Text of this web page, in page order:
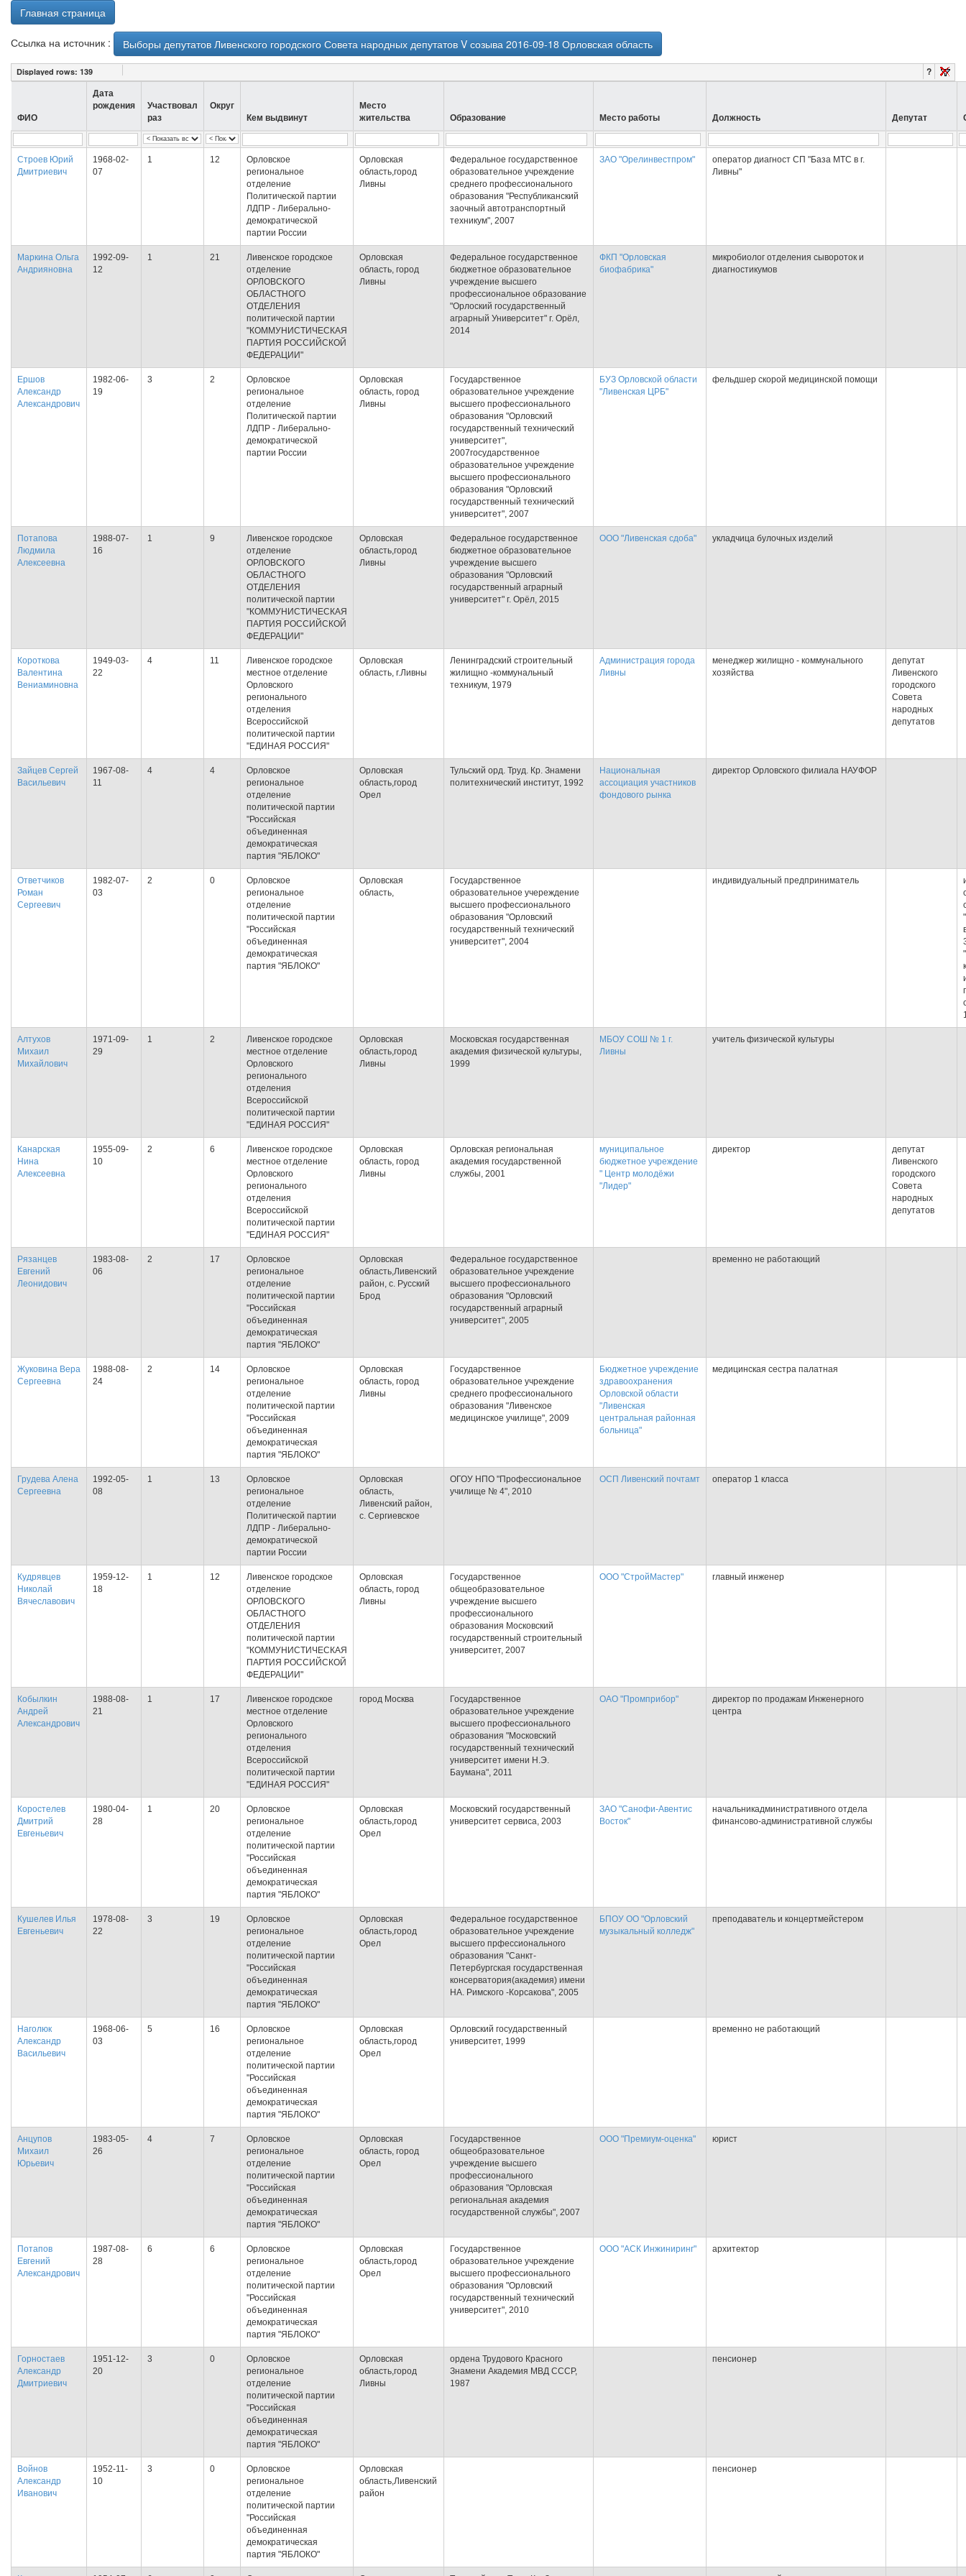
Главная страница
Ссылка на источник : Выборы депутатов Ливенского городского Совета народных депутатов V созыва 2016-09-18 Орловская область
Displayed rows: 139 ?
ФИО
Дата
рождения
Участвовал
раз
Округ
Кем выдвинут
Место
жительства
Образование Место работы Должность Депутат
Строев Юрий
Дмитриевич
1968-02-
07
1 12
Орловское
региональное
отделение
Политической партии
ЛДПР - Либерально-
демократической
партии России
Орловская
область,город
Ливны
Федеральное государственное
образовательное учреждение
среднего профессионального
образования "Республиканский
заочный автотранспортный
техникум", 2007
ЗАО "Орелинвестпром"
оператор диагност СП "База МТС в г.
Ливны"
Маркина Ольга
Андрияновна
1992-09-
12
1 21
Ливенское городское
отделение
ОРЛОВСКОГО
ОБЛАСТНОГО
ОТДЕЛЕНИЯ
политической партии
"КОММУНИСТИЧЕСКАЯ
ПАРТИЯ РОССИЙСКОЙ
ФЕДЕРАЦИИ"
Орловская
область, город
Ливны
Федеральное государственное
бюджетное образовательное
учреждение высшего
профессиональное образование
"Орлоский государственный
аграрный Университет" г. Орёл,
2014
ФКП "Орловская
биофабрика"
микробиолог отделения сывороток и
диагностикумов
Ершов
Александр
Александрович
1982-06-
19
3 2
Орловское
региональное
отделение
Политической партии
ЛДПР - Либерально-
демократической
партии России
Орловская
область, город
Ливны
Государственное
образовательное учреждение
высшего профессионального
образования "Орловский
государственный технический
университет",
2007государственное
образовательное учреждение
высшего профессионального
образования "Орловский
государственный технический
университет", 2007
БУЗ Орловской области
"Ливенская ЦРБ"
фельдшер скорой медицинской помощи
Потапова
Людмила
Алексеевна
1988-07-
16
1 9
Ливенское городское
отделение
ОРЛОВСКОГО
ОБЛАСТНОГО
ОТДЕЛЕНИЯ
политической партии
"КОММУНИСТИЧЕСКАЯ
ПАРТИЯ РОССИЙСКОЙ
ФЕДЕРАЦИИ"
Орловская
область,город
Ливны
Федеральное государственное
бюджетное образовательное
учреждение высшего
образования "Орловский
государственный аграрный
университет" г. Орёл, 2015
ООО "Ливенская сдоба" укладчица булочных изделий
Короткова
Валентина
Вениаминовна
1949-03-
22
4 11
Ливенское городское
местное отделение
Орловского
регионального
отделения
Всероссийской
политической партии
"ЕДИНАЯ РОССИЯ"
Орловская
область, г.Ливны
Ленинградский строительный
жилищно -коммунальный
техникум, 1979
Администрация города
Ливны
менеджер жилищно - коммунального
хозяйства
депутат
Ливенского
городского
Совета
народных
депутатов
Зайцев Сергей
Васильевич
1967-08-
11
4 4
Орловское
региональное
отделение
политической партии
"Российская
объединенная
демократическая
партия "ЯБЛОКО"
Орловская
область,город
Орел
Тульский орд. Труд. Кр. Знамени
политехнический институт, 1992
Национальная
ассоциация участников
фондового рынка
директор Орловского филиала НАУФОР
Ответчиков
Роман
Сергеевич
1982-07-
03
2 0
Орловское
региональное
отделение
политической партии
"Российская
объединенная
демократическая
партия "ЯБЛОКО"
Орловская
область,
Государственное
образовательное учереждение
высшего профессионального
образования "Орловский
государственный технический
университет", 2004
индивидуальный предприниматель
Алтухов
Михаил
Михайлович
1971-09-
29
1 2
Ливенское городское
местное отделение
Орловского
регионального
отделения
Всероссийской
политической партии
"ЕДИНАЯ РОССИЯ"
Орловская
область,город
Ливны
Московская государственная
академия физической культуры,
1999
МБОУ СОШ № 1 г.
Ливны
учитель физической культуры
Канарская
Нина
Алексеевна
1955-09-
10
2 6
Ливенское городское
местное отделение
Орловского
регионального
отделения
Всероссийской
политической партии
"ЕДИНАЯ РОССИЯ"
Орловская
область, город
Ливны
Орловская региональная
академия государственной
службы, 2001
муниципальное
бюджетное учреждение
" Центр молодёжи
"Лидер"
директор
депутат
Ливенского
городского
Совета
народных
депутатов
Рязанцев
Евгений
Леонидович
1983-08-
06
2 17
Орловское
региональное
отделение
политической партии
"Российская
объединенная
демократическая
партия "ЯБЛОКО"
Орловская
область,Ливенский
район, с. Русский
Брод
Федеральное государственное
образовательное учреждение
высшего профессионального
образования "Орловский
государственный аграрный
университет", 2005
временно не работающий
Жуковина Вера
Сергеевна
1988-08-
24
2 14
Орловское
региональное
отделение
политической партии
"Российская
объединенная
демократическая
партия "ЯБЛОКО"
Орловская
область, город
Ливны
Государственное
образовательное учреждение
среднего профессионального
образования "Ливенское
медицинское училище", 2009
Бюджетное учреждение
здравоохранения
Орловской области
"Ливенская
центральная районная
больница"
медицинская сестра палатная
Грудева Алена
Сергеевна
1992-05-
08
1 13
Орловское
региональное
отделение
Политической партии
ЛДПР - Либерально-
демократической
партии России
Орловская
область,
Ливенский район,
с. Сергиевское
ОГОУ НПО "Профессиональное
училище № 4", 2010
ОСП Ливенский почтамт оператор 1 класса
Кудрявцев
Николай
Вячеславович
1959-12-
18
1 12
Ливенское городское
отделение
ОРЛОВСКОГО
ОБЛАСТНОГО
ОТДЕЛЕНИЯ
политической партии
"КОММУНИСТИЧЕСКАЯ
ПАРТИЯ РОССИЙСКОЙ
ФЕДЕРАЦИИ"
Орловская
область, город
Ливны
Государственное
общеобразовательное
учреждение высшего
профессионального
образования Московский
государственный строительный
университет, 2007
ООО "СтройМастер" главный инженер
Кобылкин
Андрей
Александрович
1988-08-
21
1 17
Ливенское городское
местное отделение
Орловского
регионального
отделения
Всероссийской
политической партии
"ЕДИНАЯ РОССИЯ"
город Москва
Государственное
образовательное учреждение
высшего профессионального
образования "Московский
государственный технический
университет имени Н.Э.
Баумана", 2011
ОАО "Промприбор"
директор по продажам Инженерного
центра
Коростелев
Дмитрий
Евгеньевич
1980-04-
28
1 20
Орловское
региональное
отделение
политической партии
"Российская
объединенная
демократическая
партия "ЯБЛОКО"
Орловская
область,город
Орел
Московский государственный
университет сервиса, 2003
ЗАО "Санофи-Авентис
Восток"
начальникадминистративного отдела
финансово-административной службы
Кушелев Илья
Евгеньевич
1978-08-
22
3 19
Орловское
региональное
отделение
политической партии
"Российская
объединенная
демократическая
партия "ЯБЛОКО"
Орловская
область,город
Орел
Федеральное государственное
образовательное учреждение
высшего прфессионального
образования "Санкт-
Петербургская государственная
консерватория(академия) имени
НА. Римского -Корсакова", 2005
БПОУ ОО "Орловский
музыкальный колледж"
преподаватель и концертмейстером
Наголюк
Александр
Васильевич
1968-06-
03
5 16
Орловское
региональное
отделение
политической партии
"Российская
объединенная
демократическая
партия "ЯБЛОКО"
Орловская
область,город
Орел
Орловский государственный
университет, 1999
временно не работающий
Анцупов
Михаил
Юрьевич
1983-05-
26
4 7
Орловское
региональное
отделение
политической партии
"Российская
объединенная
демократическая
партия "ЯБЛОКО"
Орловская
область, город
Орел
Государственное
общеобразовательное
учреждение высшего
профессионального
образования "Орловская
региональная академия
государственной службы", 2007
ООО "Премиум-оценка" юрист
Потапов
Евгений
Александрович
1987-08-
28
6 6
Орловское
региональное
отделение
политической партии
"Российская
объединенная
демократическая
партия "ЯБЛОКО"
Орловская
область,город
Орел
Государственное
образовательное учреждение
высшего профессионального
образования "Орловский
государственный технический
университет", 2010
ООО "АСК Инжиниринг" архитектор
Горностаев
Александр
Дмитриевич
1951-12-
20
3 0
Орловское
региональное
отделение
политической партии
"Российская
объединенная
демократическая
партия "ЯБЛОКО"
Орловская
область,город
Ливны
ордена Трудового Красного
Знамени Академия МВД СССР,
1987
пенсионер
Войнов
Александр
Иванович
1952-11-
10
3 0
Орловское
региональное
отделение
политической партии
"Российская
объединенная
демократическая
партия "ЯБЛОКО"
Орловская
область,Ливенский
район
пенсионер